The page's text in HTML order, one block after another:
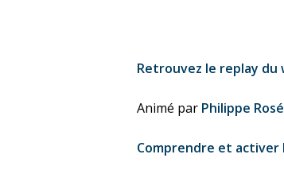
Retrouvez le replay du
Animé par Philippe Rosé
Comprendre et activer